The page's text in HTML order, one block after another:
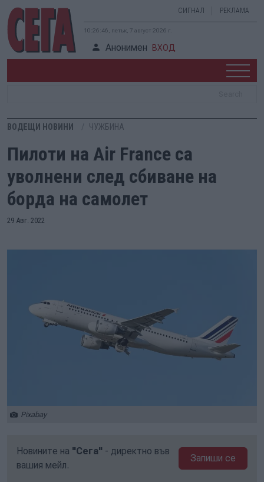
СИГНАЛ РЕКЛАМА
10:26:46, петък, 7 август 2026 г.
Анонимен ВХОД
ВОДЕЩИ НОВИНИ ЧУЖБИНА
Пилоти на Air France са
уволнени след сбиване на
борда на самолет
29 Авг. 2022
Pixabay
Новините на "Сега" - директно във
вашия мейл.
Запиши се